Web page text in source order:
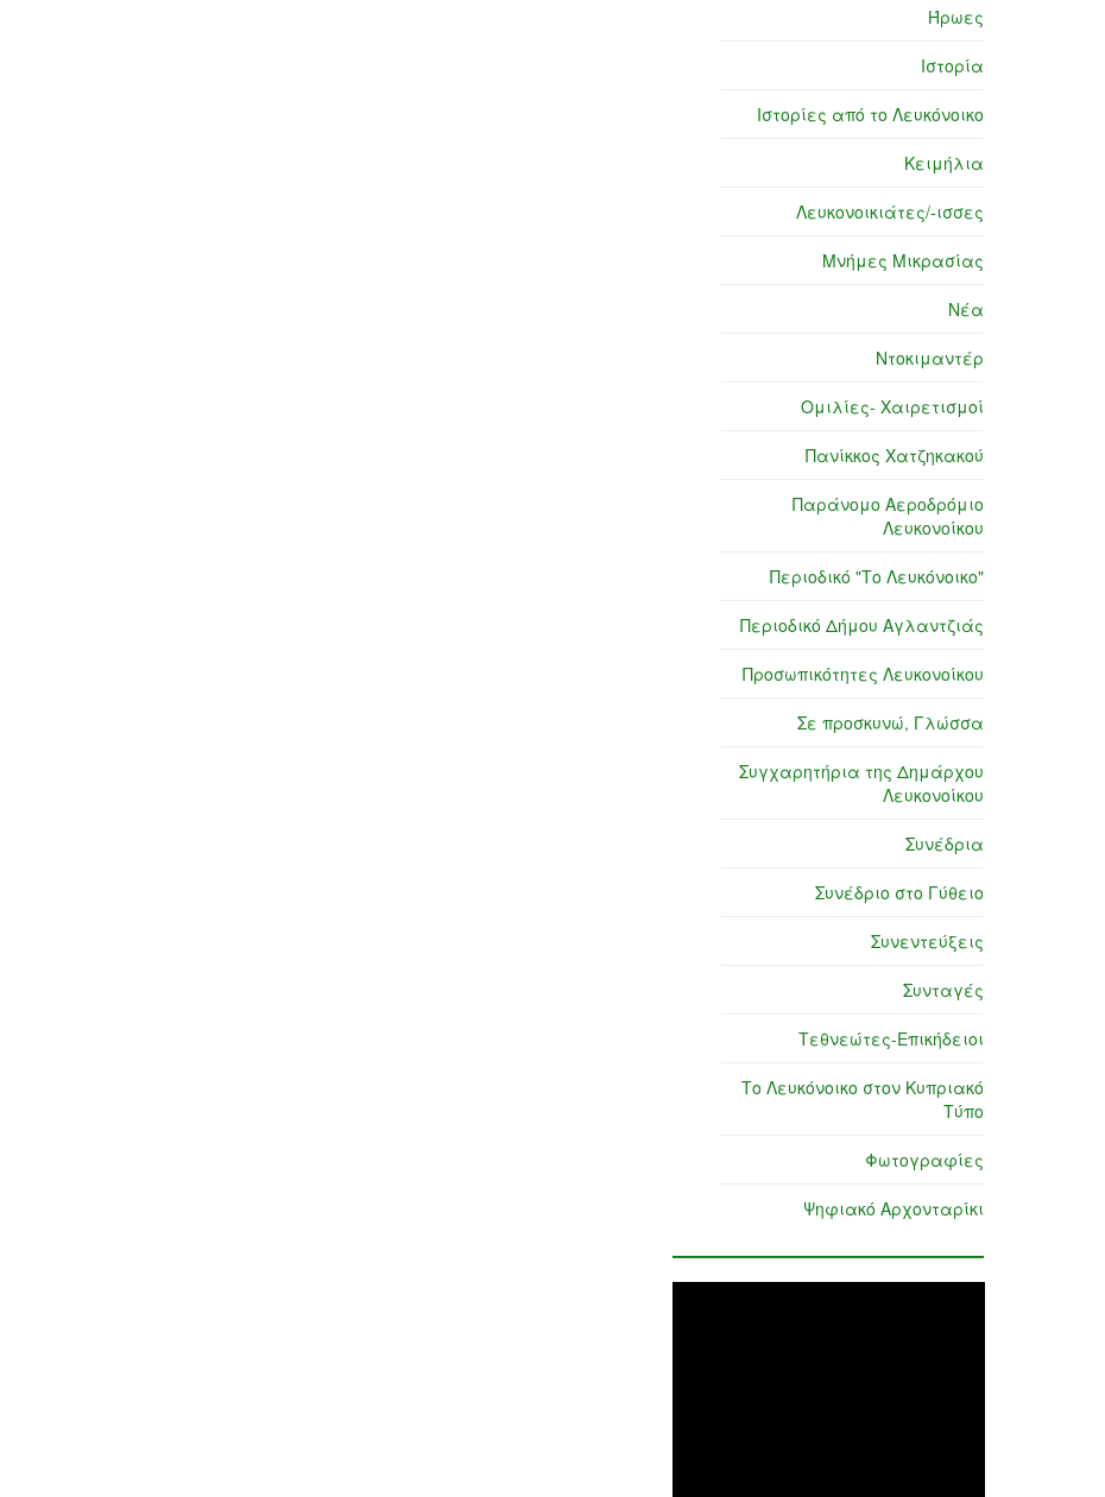
Ήρωες
Ιστορία
Ιστορίες από το Λευκόνοικο
Κειμήλια
Λευκονοικιάτες/-ισσες
Μνήμες Μικρασίας
Νέα
Ντοκιμαντέρ
Ομιλίες- Χαιρετισμοί
Πανίκκος Χατζηκακού
Παράνομο Αεροδρόμιο
Λευκονοίκου
Περιοδικό "Το Λευκόνοικο"
Περιοδικό Δήμου Αγλαντζιάς
Προσωπικότητες Λευκονοίκου
Σε προσκυνώ, Γλώσσα
Συγχαρητήρια της Δημάρχου
Λευκονοίκου
Συνέδρια
Συνέδριο στο Γύθειο
Συνεντεύξεις
Συνταγές
Τεθνεώτες-Επικήδειοι
Το Λευκόνοικο στον Κυπριακό
Τύπο
Φωτογραφίες
Ψηφιακό Αρχονταρίκι